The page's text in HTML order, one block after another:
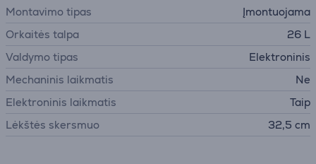
Montavimo tipas
Įmontuojama
Orkaitės talpa
26 L
Valdymo tipas
Elektroninis
Mechaninis laikmatis
Ne
Elektroninis laikmatis
Taip
Lėkštės skersmuo
32,5 cm